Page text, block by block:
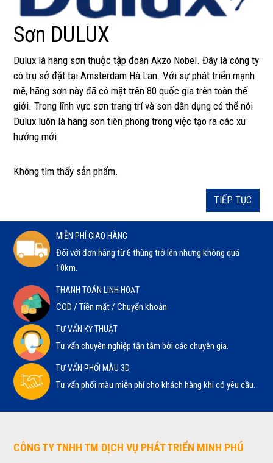
Sơn DULUX
Dulux là hãng sơn thuộc tập đoàn Akzo Nobel. Đây là công ty
có trụ sở đặt tại Amsterdam Hà Lan. Với sự phát triển mạnh
mẽ, hãng sơn này đã có mặt trên 80 quốc gia trên toàn thế
giới. Trong lĩnh vực sơn trang trí và sơn dân dụng có thể nói
Dulux luôn là hãng sơn tiên phong trong việc tạo ra các xu
hướng mới.
Không tìm thấy sản phẩm.
TIẾP TỤC
MIỄN PHÍ GIAO HÀNG
Đối với đơn hàng từ 6 thùng trở lên nhưng không quá
10km.
THANH TOÁN LINH HOẠT
COD / Tiền mặt / Chuyển khoản
TƯ VẤN KỸ THUẬT
Tư vấn chuyên nghiệp tận tâm bởi các chuyên gia.
TƯ VẤN PHỐI MÀU 3D
Tư vấn phối màu miễn phí cho khách hàng khi có yêu cầu.
CÔNG TY TNHH TM DỊCH VỤ PHÁT TRIỂN MINH PHÚ